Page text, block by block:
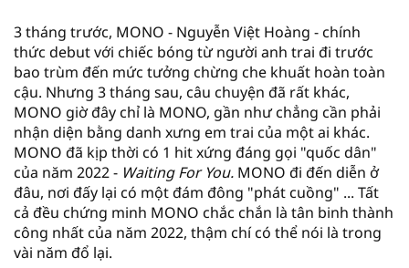
3 tháng trước, MONO - Nguyễn Việt Hoàng - chính
thức debut với chiếc bóng từ người anh trai đi trước
bao trùm đến mức tưởng chừng che khuất hoàn toàn
cậu. Nhưng 3 tháng sau, câu chuyện đã rất khác,
MONO giờ đây chỉ là MONO, gần như chẳng cần phải
nhận diện bằng danh xưng em trai của một ai khác.
MONO đã kịp thời có 1 hit xứng đáng gọi "quốc dân"
của năm 2022 - Waiting For You. MONO đi đến diễn ở
đâu, nơi đấy lại có một đám đông "phát cuồng" ... Tất
cả đều chứng minh MONO chắc chắn là tân binh thành
công nhất của năm 2022, thậm chí có thể nói là trong
vài năm đổ lại.